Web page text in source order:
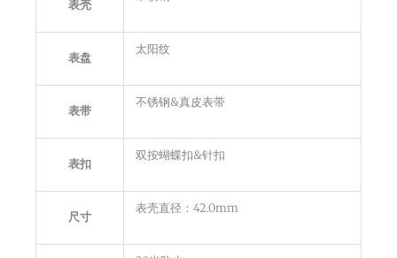
表壳
表盘
太阳纹
表带
不锈钢&真皮表带
表扣
双按蝴蝶扣&针扣
尺寸
表壳直径：42.0mm